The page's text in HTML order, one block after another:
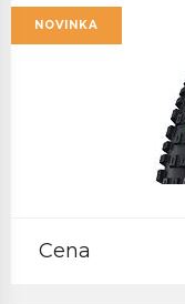
NOVINKA
Cena